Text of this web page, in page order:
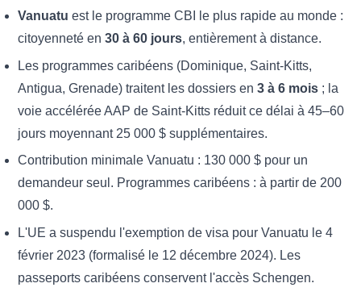
Vanuatu est le programme CBI le plus rapide au monde :
citoyenneté en30 à 60 jours, entièrement à distance.
Les programmes caribéens (Dominique, Saint-Kitts,
Antigua, Grenade) traitent les dossiers en3 à 6 mois ; la
voie accélérée AAP de Saint-Kitts réduit ce délai à 45–60
jours moyennant 25 000 $ supplémentaires.
Contribution minimale Vanuatu : 130 000 $ pour un
demandeur seul. Programmes caribéens : à partir de 200
000 $.
L'UE a suspendu l'exemption de visa pour Vanuatu le 4
février 2023 (formalisé le 12 décembre 2024). Les
passeports caribéens conservent l'accès Schengen.